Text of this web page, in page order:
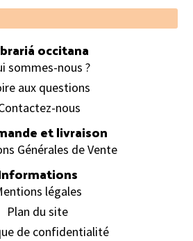
occitana
sommes-nous ?
aux questions
nous
et livraison
Générales de Vente
légales
Plan du site
de confidentialité